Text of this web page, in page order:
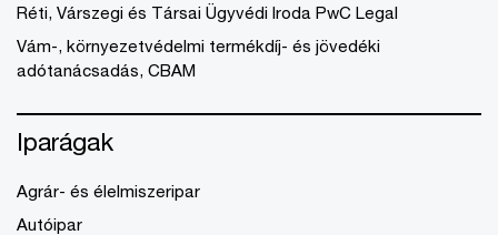
Réti, Várszegi és Társai Ügyvédi Iroda PwC Legal
Vám-, környezetvédelmi termékdíj- és jövedéki
adótanácsadás, CBAM
Iparágak
Agrár- és élelmiszeripar
Autóipar